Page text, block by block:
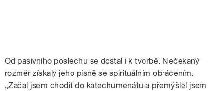
Od pasivního poslechu se dostal i k tvorbě. Nečekaný
rozměr získaly jeho písně se spirituálním obrácením.
„Začal jsem chodit do katechumenátu a přemýšlel jsem